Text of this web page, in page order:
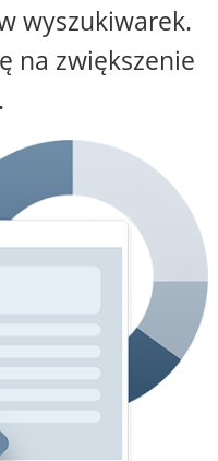
wyszukiwarek.
na zwiększenie